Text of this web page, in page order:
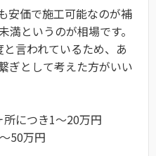
安価で施工可能なのが補
というのが相場です。
言われているため、あ
ぎとして考えた方がいい
につき1〜20万円
50万円